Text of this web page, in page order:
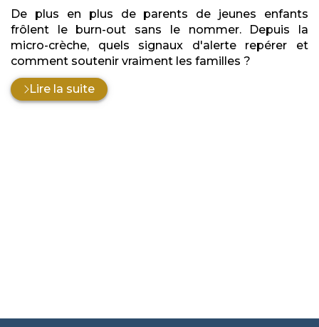
De plus en plus de parents de jeunes enfants
frôlent le burn-out sans le nommer. Depuis la
micro-crèche, quels signaux d'alerte repérer et
comment soutenir vraiment les familles ?
Lire la suite